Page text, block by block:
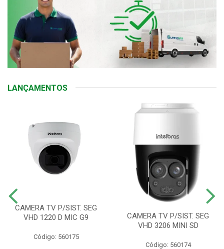
LANÇAMENTOS
CAMERA TV P/SIST. SEG
VHD 1220 D MIC G9
Código: 560175
CAMERA TV P/SIST. SEG
VHD 3206 MINI SD
Código: 560174